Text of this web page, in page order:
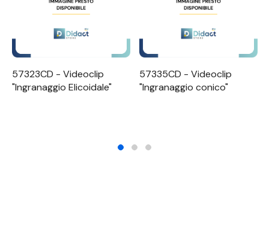
57323CD - Videoclip
"Ingranaggio Elicoidale"
57335CD - Videoclip
"Ingranaggio conico"